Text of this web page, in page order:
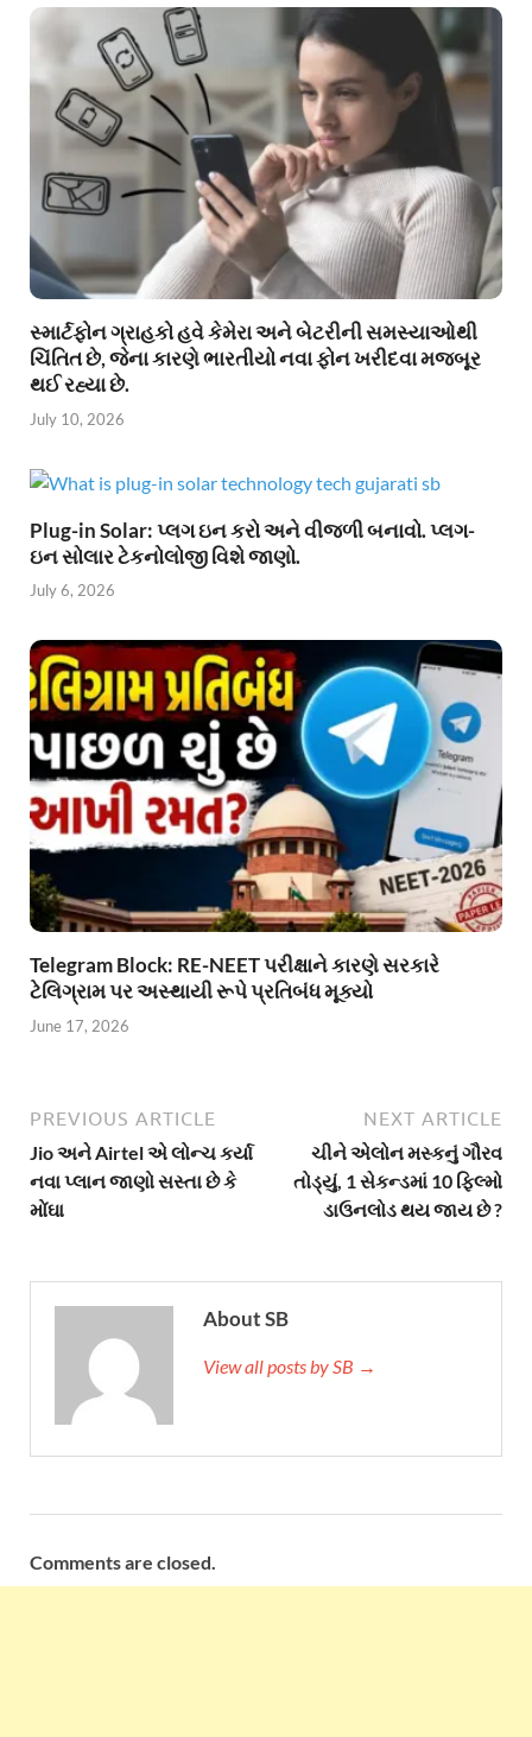
સ્માર્ટફોન ગ્રાહકો હવે કેમેરા અને બેટરીની સમસ્યાઓથી
ચિંતિત છે, જેના કારણે ભારતીયો નવા ફોન ખરીદવા મજબૂર
થઈ રહ્યા છે.
July 10, 2026
Plug-in Solar: પ્લગ ઇન કરો અને વીજળી બનાવો. પ્લગ-
ઇન સોલાર ટેકનોલોજી વિશે જાણો.
July 6, 2026
Telegram Block: RE-NEET પરીક્ષાને કારણે સરકારે
ટેલિગ્રામ પર અસ્થાયી રૂપે પ્રતિબંધ મૂક્યો
June 17, 2026
PREVIOUS ARTICLE
Jio અને Airtel એ લોન્ચ કર્યા
નવા પ્લાન જાણો સસ્તા છે કે
મોંઘા
NEXT ARTICLE
ચીને એલોન મસ્કનું ગૌરવ
તોડ્યું, 1 સેકન્ડમાં 10 ફિલ્મો
ડાઉનલોડ થય જાય છે ?
About SB
View all posts by SB →
Comments are closed.